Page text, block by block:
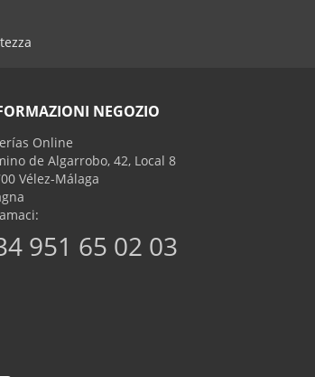
NEGOZIO
Online
de Algarrobo, 42, Local 8
Vélez-Málaga
951 65 02 03